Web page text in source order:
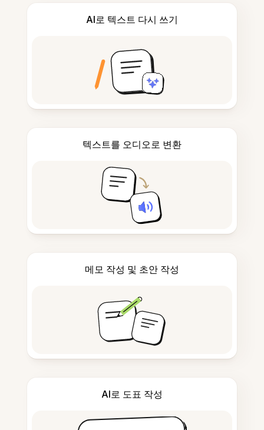
AI로 텍스트 다시 쓰기
텍스트를 오디오로 변환
메모 작성 및 초안 작성
AI로 도표 작성